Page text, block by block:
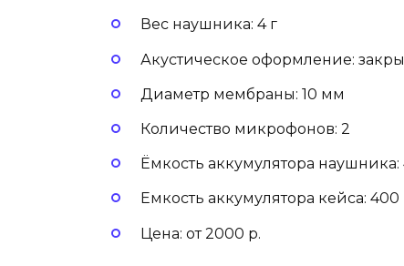
Вес наушника: 4 г
Акустическое оформление:
Диаметр мембраны: 10 мм
Количество микрофонов: 2
Ёмкость аккумулятора
Емкость аккумулятора кейса:
Цена: от 2000 р.